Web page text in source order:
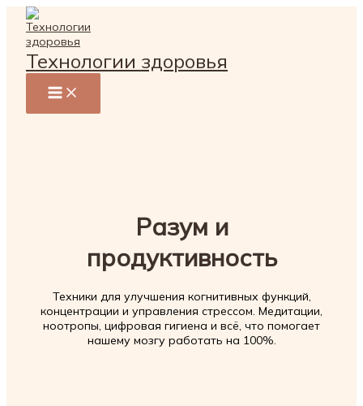
Перейти
содержимому
Технологии здоровья
Разум и
продуктивность
Техники для улучшения когнитивных функций,
концентрации и управления стрессом. Медитации,
ноотропы, цифровая гигиена и всё, что помогает
нашему мозгу работать на 100%.